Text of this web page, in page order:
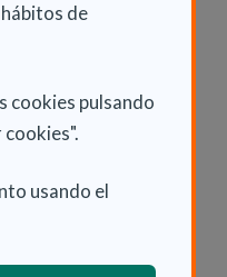
de
cookies pulsando
usando el